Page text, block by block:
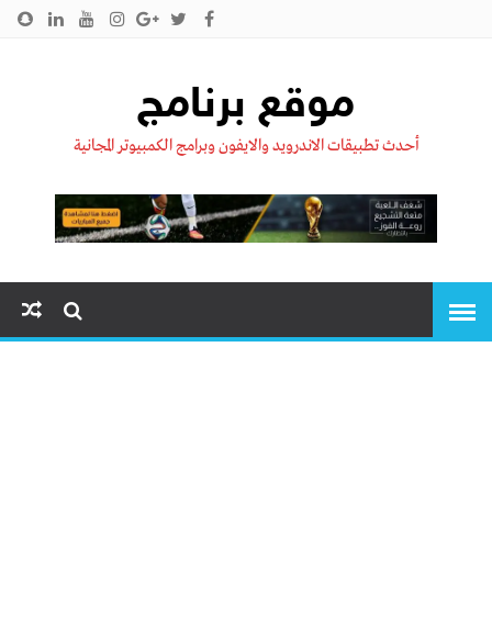
موقع برنامج
أحدث تطبيقات الاندرويد والايفون وبرامج الكمبيوتر المجانية